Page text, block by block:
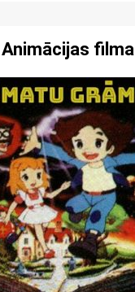
Animācijas filma